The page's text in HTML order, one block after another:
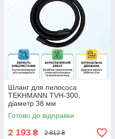
Шланг для пилососа
TEKHMANN TVH-300,
діаметр 38 мм
Готово до відправки
2 193 ₴ 2 812 ₴